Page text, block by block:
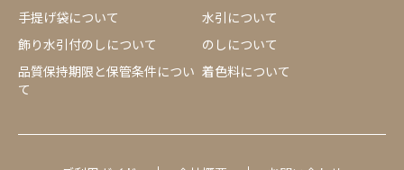
手提げ袋について
水引について
飾り水引付のしについて
のしについて
品質保持期限と保管条件につい
て
着色料について